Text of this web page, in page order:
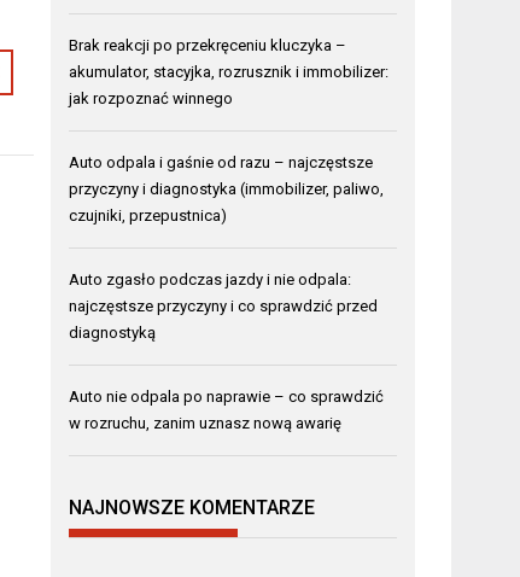
Brak reakcji po przekręceniu kluczyka –
akumulator, stacyjka, rozrusznik i immobilizer:
jak rozpoznać winnego
Auto odpala i gaśnie od razu – najczęstsze
przyczyny i diagnostyka (immobilizer, paliwo,
czujniki, przepustnica)
Auto zgasło podczas jazdy i nie odpala:
najczęstsze przyczyny i co sprawdzić przed
diagnostyką
Auto nie odpala po naprawie – co sprawdzić
w rozruchu, zanim uznasz nową awarię
NAJNOWSZE KOMENTARZE